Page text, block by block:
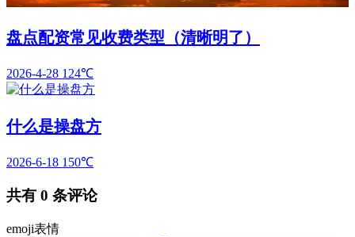
盘点配资常见收费类型（清晰明了）
2026-4-28 124℃
什么是操盘方
2026-6-18 150℃
共有 0 条评论
emoji表情